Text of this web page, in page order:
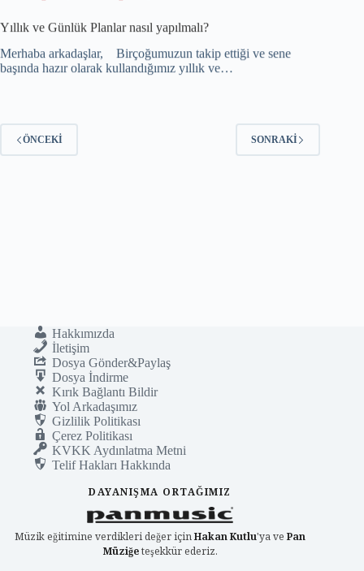
Yıllık ve Günlük Planlar nasıl yapılmalı?
Merhaba arkadaşlar, Birçoğumuzun takip ettiği ve sene
başında hazır olarak kullandığımız yıllık ve…
ÖNCEKI SONRAKI
Hakkımızda
İletişim
Dosya Gönder&Paylaş
Dosya İndirme
Kırık Bağlantı Bildir
Yol Arkadaşımız
Gizlilik Politikası
Çerez Politikası
KVKK Aydınlatma Metni
Telif Hakları Hakkında
DAYANIŞMA ORTAĞIMIZ
Müzik eğitimine verdikleri değer içinHakan Kutlu'ya vePan
Müziğeteşekkür ederiz.